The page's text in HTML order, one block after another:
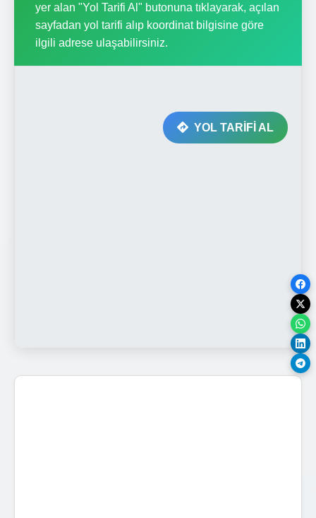
yer alan "Yol Tarifi Al" butonuna tıklayarak, açılan
sayfadan yol tarifi alıp koordinat bilgisine göre
ilgili adrese ulaşabilirsiniz.
YOL TARİFİ AL